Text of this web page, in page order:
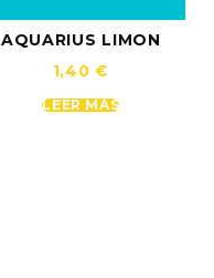
AQUARIUS LIMON
1,40€
LEER MÁS